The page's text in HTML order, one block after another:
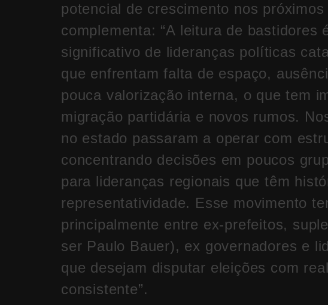
potencial de crescimento nos
complementa: “A leitura de bastidores
significativo de lideranças políticas
que enfrentam falta de espaço,
pouca valorização interna, o que tem
migração partidária e novos rumos.
no estado passaram a operar com
concentrando decisões em poucos
para lideranças regionais que têm
representatividade. Esse movimento
principalmente entre ex-prefeitos,
ser Paulo Bauer), ex governadores e
que desejam disputar eleições com
consistente”.